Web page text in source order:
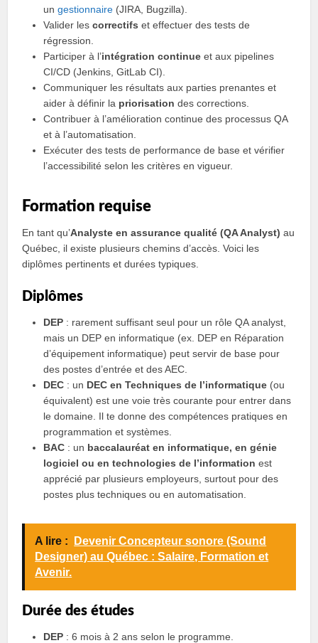
ungestionnaire (JIRA, Bugzilla).
Valider lescorrectifs et effectuer des tests de
régression.
Participer à l’intégration continue et aux pipelines
CI/CD (Jenkins, GitLab CI).
Communiquer les résultats aux parties prenantes et
aider à définir la priorisation des corrections.
Contribuer à l’amélioration continue des processus QA
et à l’automatisation.
Exécuter des tests de performance de base et vérifier
l’accessibilité selon les critères en vigueur.
Formation requise
En tant qu’Analyste en assurance qualité (QA Analyst) au
Québec, il existe plusieurs chemins d’accès. Voici les
diplômes pertinents et durées typiques.
Diplômes
DEP : rarement suffisant seul pour un rôle QA analyst,
mais un DEP en informatique (ex. DEP en Réparation
d’équipement informatique) peut servir de base pour
des postes d’entrée et des AEC.
DEC : un DEC en Techniques de l’informatique (ou
équivalent) est une voie très courante pour entrer dans
le domaine. Il te donne des compétences pratiques en
programmation et systèmes.
BAC : un baccalauréat en informatique, en génie
logiciel ou en technologies de l’information est
apprécié par plusieurs employeurs, surtout pour des
postes plus techniques ou en automatisation.
A lire :
Devenir Concepteur sonore (Sound
Designer) au Québec : Salaire, Formation et
Avenir.
Durée des études
DEP : 6 mois à 2 ans selon le programme.